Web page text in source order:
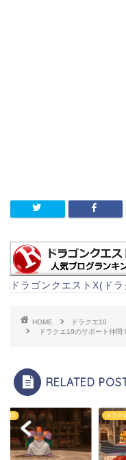
ドラゴンクエストX(ド
HOME
ドラクエ10
ドラクエ10のサポート仲
RELATED
エ10 ドラク